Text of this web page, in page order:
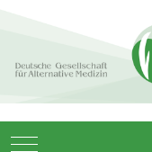
Mobile Menu Toggle